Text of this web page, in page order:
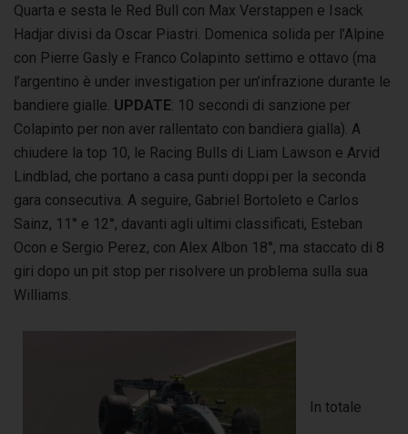
Quarta e sesta le Red Bull con Max Verstappen e Isack
Hadjar divisi da Oscar Piastri. Domenica solida per l’Alpine
con Pierre Gasly e Franco Colapinto settimo e ottavo (ma
l’argentino è under investigation per un’infrazione durante le
bandiere gialle. UPDATE: 10 secondi di sanzione per
Colapinto per non aver rallentato con bandiera gialla). A
chiudere la top 10, le Racing Bulls di Liam Lawson e Arvid
Lindblad, che portano a casa punti doppi per la seconda
gara consecutiva. A seguire, Gabriel Bortoleto e Carlos
Sainz, 11° e 12°, davanti agli ultimi classificati, Esteban
Ocon e Sergio Perez, con Alex Albon 18°, ma staccato di 8
giri dopo un pit stop per risolvere un problema sulla sua
Williams.
In totale